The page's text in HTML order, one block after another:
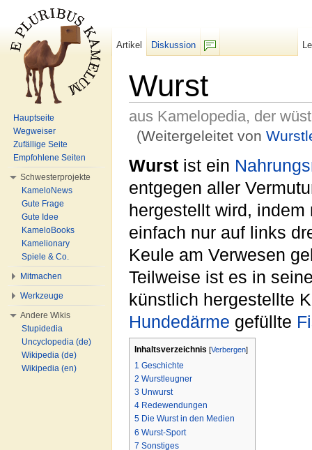
Wurst
aus Kamelopedia, der
(Weitergeleitet von
Wurst ist ein
entgegen aller
hergestellt wird, indem
einfach nur auf links
Keule am Verwesen
Teilweise ist es in
künstlich hergestellte
Hundedärme gefüllte
Inhaltsverzeichnis [Verbergen]
1 Geschichte
2 Wurstleugner
3 Unwurst
4 Redewendungen
5 Die Wurst in den Medien
6 Wurst-Sport
7 Sonstiges
Artikel
Diskussion
Hauptseite
Wegweiser
Zufällige Seite
Empfohlene Seiten
Schwesterprojekte
KameloNews
Gute Frage
Gute Idee
KameloBooks
Kamelionary
Spiele & Co.
Mitmachen
Werkzeuge
Andere Wikis
Stupidedia
Uncyclopedia (de)
Wikipedia (de)
Wikipedia (en)